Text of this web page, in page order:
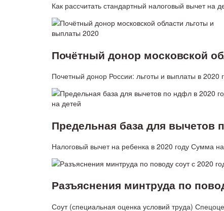
Как рассчитать стандартный налоговый вычет
Почётный донор московской
Почетный донор России: льготы и выплаты в
Предельная база для вычетов
Налоговый вычет на ребенка в 2020 году Сумма
Разъяснения минтруда по
Соут (специальная оценка условий труда)